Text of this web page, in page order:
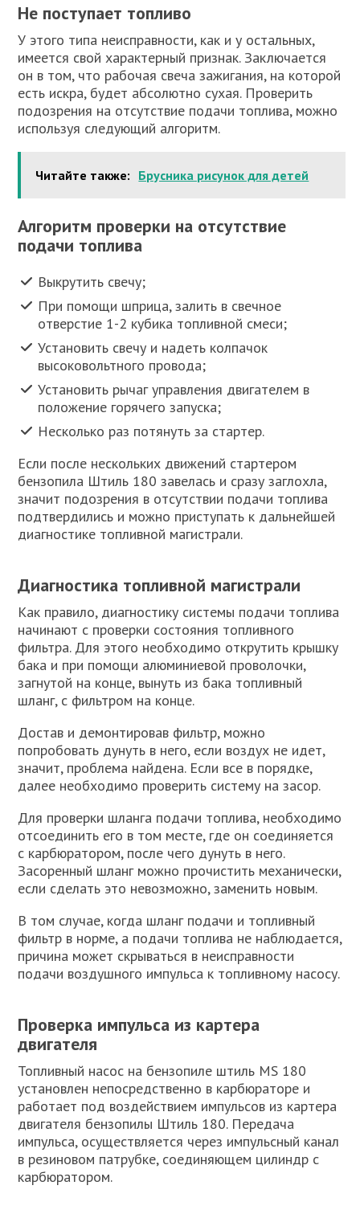
Не поступает топливо
У этого типа неисправности, как и у остальных,
имеется свой характерный признак. Заключается
он в том, что рабочая свеча зажигания, на которой
есть искра, будет абсолютно сухая. Проверить
подозрения на отсутствие подачи топлива, можно
используя следующий алгоритм.
Читайте также: Брусника рисунок для детей
Алгоритм проверки на отсутствие
подачи топлива
Выкрутить свечу;
При помощи шприца, залить в свечное
отверстие 1-2 кубика топливной смеси;
Установить свечу и надеть колпачок
высоковольтного провода;
Установить рычаг управления двигателем в
положение горячего запуска;
Несколько раз потянуть за стартер.
Если после нескольких движений стартером
бензопила Штиль 180 завелась и сразу заглохла,
значит подозрения в отсутствии подачи топлива
подтвердились и можно приступать к дальнейшей
диагностике топливной магистрали.
Диагностика топливной магистрали
Как правило, диагностику системы подачи топлива
начинают с проверки состояния топливного
фильтра. Для этого необходимо открутить крышку
бака и при помощи алюминиевой проволочки,
загнутой на конце, вынуть из бака топливный
шланг, с фильтром на конце.
Достав и демонтировав фильтр, можно
попробовать дунуть в него, если воздух не идет,
значит, проблема найдена. Если все в порядке,
далее необходимо проверить систему на засор.
Для проверки шланга подачи топлива, необходимо
отсоединить его в том месте, где он соединяется
с карбюратором, после чего дунуть в него.
Засоренный шланг можно прочистить механически,
если сделать это невозможно, заменить новым.
В том случае, когда шланг подачи и топливный
фильтр в норме, а подачи топлива не наблюдается,
причина может скрываться в неисправности
подачи воздушного импульса к топливному насосу.
Проверка импульса из картера
двигателя
Топливный насос на бензопиле штиль MS 180
установлен непосредственно в карбюраторе и
работает под воздействием импульсов из картера
двигателя бензопилы Штиль 180. Передача
импульса, осуществляется через импульсный канал
в резиновом патрубке, соединяющем цилиндр с
карбюратором.